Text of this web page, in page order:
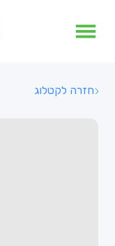
חזרה לקטלוג